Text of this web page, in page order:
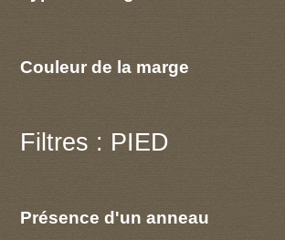
Couleur de la marge
Filtres : PIED
Présence d'un anneau